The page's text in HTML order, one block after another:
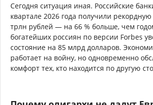
Сегодня ситуация иная. Российские
квартале 2026 года получили
трлн рублей — на 66 % больше, чем
богатейших россиян по версии Forbes
состояние на 85 млрд долларов.
работает на войну, но одновременно
комфорт тех, кто находится по другую